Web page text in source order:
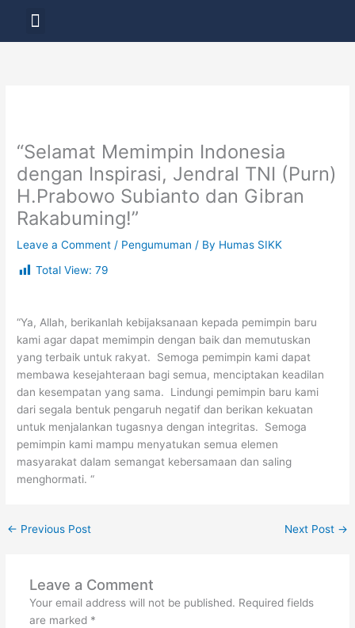
content
Menu
“Selamat Memimpin Indonesia
dengan Inspirasi, Jendral TNI (Purn)
H.Prabowo Subianto dan Gibran
Rakabuming!”
Leave a Comment / Pengumuman / By Humas SIKK
Total View: 79
“Ya, Allah, berikanlah kebijaksanaan kepada pemimpin baru
kami agar dapat memimpin dengan baik dan memutuskan
yang terbaik untuk rakyat. Semoga pemimpin kami dapat
membawa kesejahteraan bagi semua, menciptakan keadilan
dan kesempatan yang sama. Lindungi pemimpin baru kami
dari segala bentuk pengaruh negatif dan berikan kekuatan
untuk menjalankan tugasnya dengan integritas. Semoga
pemimpin kami mampu menyatukan semua elemen
masyarakat dalam semangat kebersamaan dan saling
menghormati. “
← Previous Post Next Post →
Leave a Comment
Your email address will not be published. Required fields
are marked *